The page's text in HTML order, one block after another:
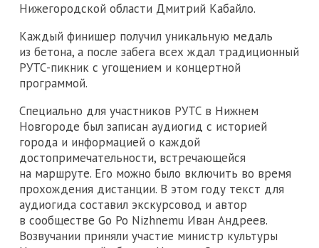
Нижегородской области Дмитрий Кабайло.
Каждый финишер получил уникальную медаль
из бетона, а после забега всех ждал традиционный
РУТС-пикник с угощением и концертной
программой.
Специально для участников РУТС в Нижнем
Новгороде был записан аудиогид с историей
города и информацией о каждой
достопримечательности, встречающейся
на маршруте. Его можно было включить во время
прохождения дистанции. В этом году текст для
аудиогида составил экскурсовод и автор
в сообществе Go Po Nizhnemu Иван Андреев.
Возвучании приняли участие министр культуры